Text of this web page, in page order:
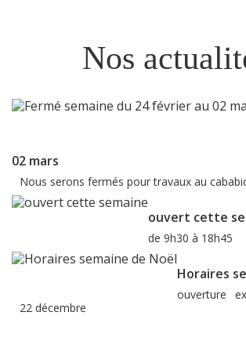
Nos
02 mars
Nous serons fermés pour travaux au
ouvert cette
de 9h30 à 18h45
Horaires
ouverture
22 décembre